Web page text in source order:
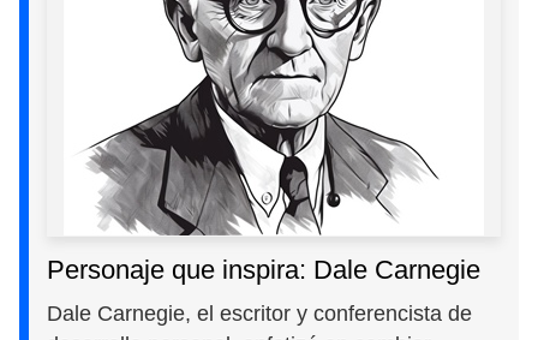
Personaje que inspira: Dale Carnegie
Dale Carnegie, el escritor y conferencista de